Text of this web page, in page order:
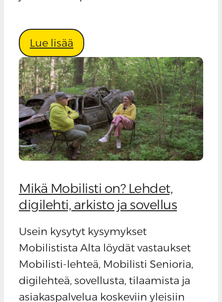
Lue lisää
Mikä Mobilisti on? Lehdet,
digilehti, arkisto ja sovellus
Usein kysytyt kysymykset
Mobilistista Alta löydät vastaukset
Mobilisti-lehteä, Mobilisti Senioria,
digilehteä, sovellusta, tilaamista ja
asiakaspalvelua koskeviin yleisiin